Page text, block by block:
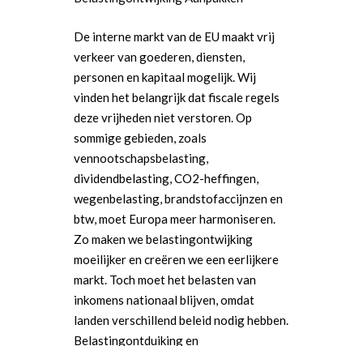
De interne markt van de EU maakt vrij
verkeer van goederen, diensten,
personen en kapitaal mogelijk. Wij
vinden het belangrijk dat fiscale regels
deze vrijheden niet verstoren. Op
sommige gebieden, zoals
vennootschapsbelasting,
dividendbelasting, CO2-heffingen,
wegenbelasting, brandstofaccijnzen en
btw, moet Europa meer harmoniseren.
Zo maken we belastingontwijking
moeilijker en creëren we een eerlijkere
markt. Toch moet het belasten van
inkomens nationaal blijven, omdat
landen verschillend beleid nodig hebben.
Belastingontduiking en